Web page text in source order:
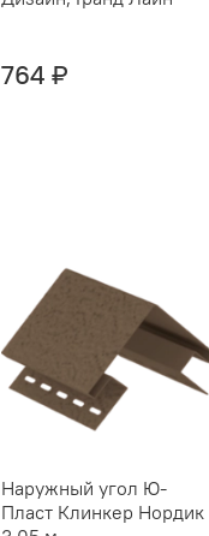
764 ₽
Наружный угол Ю-
Пласт Клинкер Нордик